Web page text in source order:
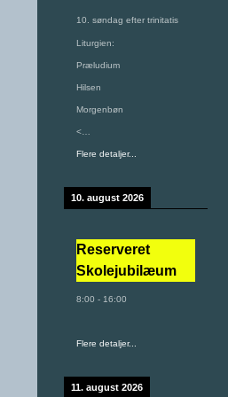
10. søndag efter trinitatis
Liturgien:
Præludium
Hilsen
Morgenbøn
<…
Flere detaljer...
10. august 2026
Reserveret
Skolejubilæum
8:00 - 16:00
Flere detaljer...
11. august 2026